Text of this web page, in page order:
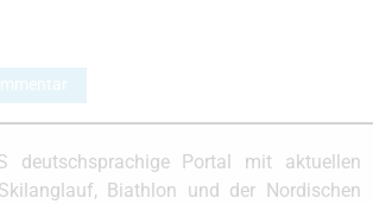
deutschsprachige Portal mit aktuellen
Biathlon und der Nordischen